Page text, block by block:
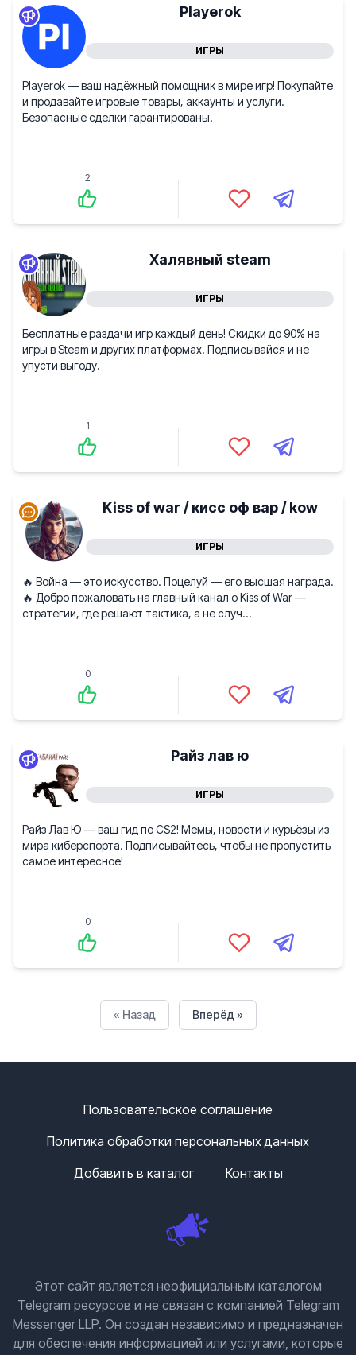
Playerok
ИГРЫ
Playerok — ваш надёжный помощник в мире игр! Покупайте
и продавайте игровые товары, аккаунты и услуги.
Безопасные сделки гарантированы.
2
Халявный steam
ИГРЫ
Бесплатные раздачи игр каждый день! Скидки до 90% на
игры в Steam и других платформах. Подписывайся и не
упусти выгоду.
1
Kiss of war / кисс оф вар / kow
ИГРЫ
🔥 Война — это искусство. Поцелуй — его высшая награда.
🔥 Добро пожаловать на главный канал о Kiss of War —
стратегии, где решают тактика, а не случ...
0
Райз лав ю
ИГРЫ
Райз Лав Ю — ваш гид по CS2! Мемы, новости и курьёзы из
мира киберспорта. Подписывайтесь, чтобы не пропустить
самое интересное!
0
« Назад Вперёд »
Пользовательское соглашение
Политика обработки персональных данных
Добавить в каталог
Контакты
Этот сайт является неофициальным каталогом
Telegram ресурсов и не связан с компанией Telegram
Messenger LLP. Он создан независимо и предназначен
для обеспечения информацией или услугами, которые